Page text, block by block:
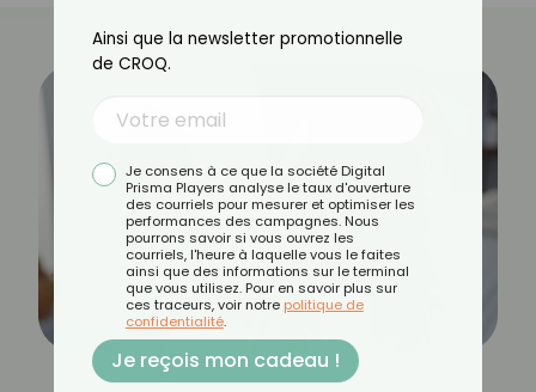
Ainsi que la newsletter promotionnelle
de CROQ.
Je consens à ce que la société Digital
Prisma Players analyse le taux d'ouverture
des courriels pour mesurer et optimiser les
performances des campagnes. Nous
pourrons savoir si vous ouvrez les
courriels, l'heure à laquelle vous le faites
ainsi que des informations sur le terminal
que vous utilisez. Pour en savoir plus sur
ces traceurs, voir notre politique de
confidentialité.
Je reçois mon cadeau !